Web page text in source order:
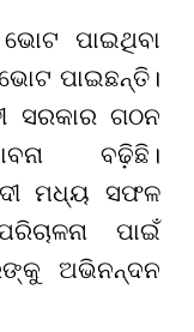
ପାଇଥିବା
ପାଇଛନ୍ତି।
ସରକାର ଗଠନ
ବଢ଼ିଛି।
ମଧ୍ୟ ସଫଳ
ପାଇଁ
ଅଭିନନ୍ଦନ